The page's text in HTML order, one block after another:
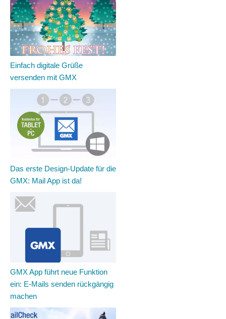
Einfach digitale Grüße
versenden mit GMX
Das erste Design-Update für die
GMX: Mail App ist da!
GMX App führt neue Funktion
ein: E-Mails senden rückgängig
machen